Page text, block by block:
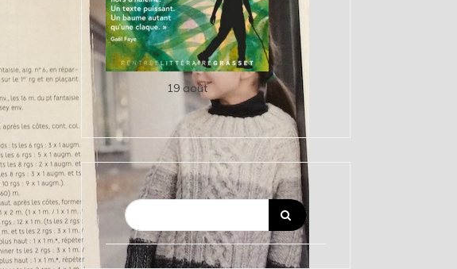
19 août